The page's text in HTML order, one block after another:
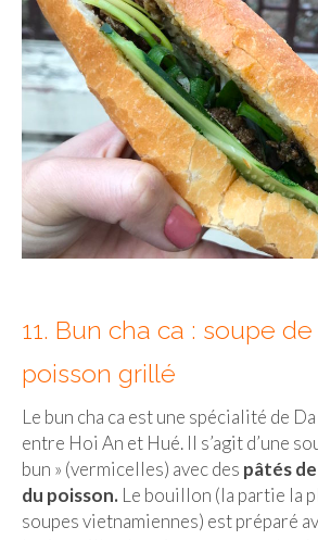
11. Bun cha ca : soupe
poisson grillé
Le bun cha ca est une spécialité de
entre Hoi An et Hué. Il s’agit d’une
bun » (vermicelles) avec des pâtés
du poisson. Le bouillon (la partie la
soupes vietnamiennes) est préparé